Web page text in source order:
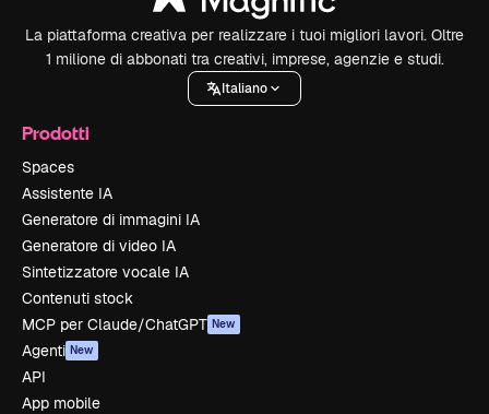
La piattaforma creativa per realizzare i tuoi migliori lavori. Oltre
1 milione di abbonati tra creativi, imprese, agenzie e studi.
Italiano
Prodotti
Spaces
Assistente IA
Generatore di immagini IA
Generatore di video IA
Sintetizzatore vocale IA
Contenuti stock
MCP per Claude/ChatGPT New
Agenti New
API
App mobile